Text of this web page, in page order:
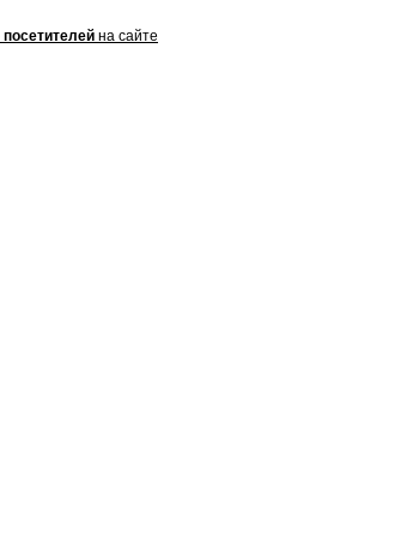
посетителей на сайте